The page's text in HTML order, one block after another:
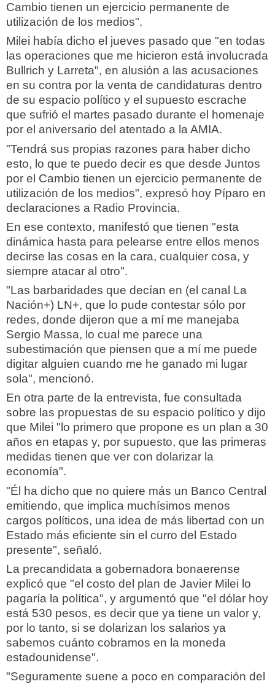
Cambio tienen un ejercicio permanente de
utilización de los medios".
Milei había dicho el jueves pasado que "en todas
las operaciones que me hicieron está involucrada
Bullrich y Larreta", en alusión a las acusaciones
en su contra por la venta de candidaturas dentro
de su espacio político y el supuesto escrache
que sufrió el martes pasado durante el homenaje
por el aniversario del atentado a la AMIA.
"Tendrá sus propias razones para haber dicho
esto, lo que te puedo decir es que desde Juntos
por el Cambio tienen un ejercicio permanente de
utilización de los medios", expresó hoy Píparo en
declaraciones a Radio Provincia.
En ese contexto, manifestó que tienen "esta
dinámica hasta para pelearse entre ellos menos
decirse las cosas en la cara, cualquier cosa, y
siempre atacar al otro".
"Las barbaridades que decían en (el canal La
Nación+) LN+, que lo pude contestar sólo por
redes, donde dijeron que a mí me manejaba
Sergio Massa, lo cual me parece una
subestimación que piensen que a mí me puede
digitar alguien cuando me he ganado mi lugar
sola", mencionó.
En otra parte de la entrevista, fue consultada
sobre las propuestas de su espacio político y dijo
que Milei "lo primero que propone es un plan a 30
años en etapas y, por supuesto, que las primeras
medidas tienen que ver con dolarizar la
economía".
"Él ha dicho que no quiere más un Banco Central
emitiendo, que implica muchísimos menos
cargos políticos, una idea de más libertad con un
Estado más eficiente sin el curro del Estado
presente", señaló.
La precandidata a gobernadora bonaerense
explicó que "el costo del plan de Javier Milei lo
pagaría la política", y argumentó que "el dólar hoy
está 530 pesos, es decir que ya tiene un valor y,
por lo tanto, si se dolarizan los salarios ya
sabemos cuánto cobramos en la moneda
estadounidense".
"Seguramente suene a poco en comparación del